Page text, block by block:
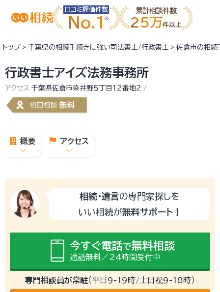
口コミ評価件数
No.1
累計相談件数
25万件以上
トップ 千葉県の相続手続きに強い司法書士/行政書士 佐倉市の相続
行政書士アイズ法務事務所
アクセス 千葉県佐倉市染井野５丁目１２番地２
概要 アクセス
相続・遺言の専門家探しを
いい相続が無料サポート！
今すぐ電話で無料相談
通話無料／24時間受付中
専門相談員が常駐（平日9-19時/土日祝9-18時）